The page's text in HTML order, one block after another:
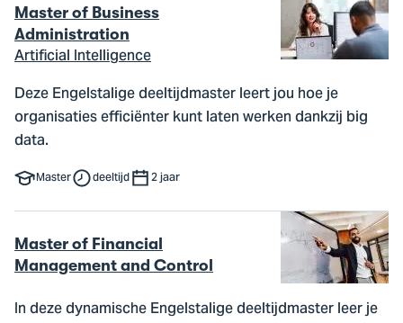
Master of Business
Administration
Artificial Intelligence
Deze Engelstalige deeltijdmaster leert jou hoe je
organisaties efficiënter kunt laten werken dankzij big
data.
Master deeltijd 2 jaar
Master of Financial
Management and Control
In deze dynamische Engelstalige deeltijdmaster leer je